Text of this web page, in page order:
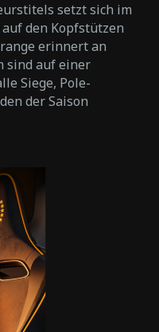
setzt sich im
den Kopfstützen
erinnert an
sind auf einer
Siege, Pole-
der Saison